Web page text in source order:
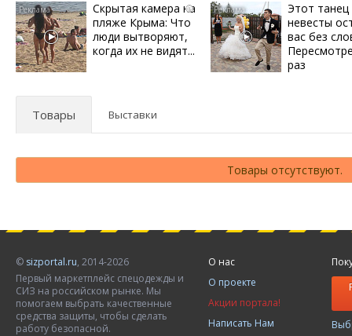
i
Скрытая камера на
пляже Крыма: Что
люди вытворяют,
когда их не видят...
Этот танец
невесты
вас без
раз
Товары Выставки
Товары отсутствуют.
© sizportal.ru, 2014-2026
Первый маркетплейс спецодежды и
СИЗ на российском рынке. Мы
помогаем выбрать качественные
средства защиты, чтобы сделать
работу безопасной.
О нас
О проекте
Акции портала!
Написать Нам